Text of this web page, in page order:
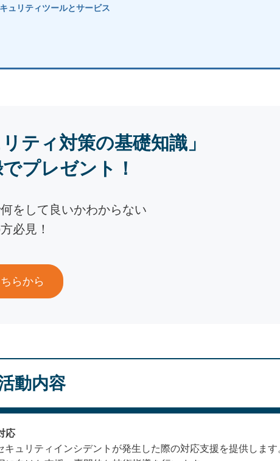
ュリティツールとサービス
ティ対策の基礎知識」
プレゼント！
をして良いかわからない
必見！
らから
動内容
応
キュリティインシデントが発生した際の対応支援を提供しま